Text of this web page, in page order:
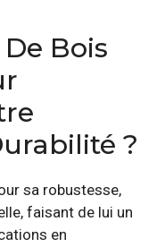
Bois
?
sa robustesse,
faisant de lui un
en